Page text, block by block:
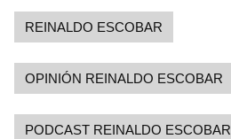
REINALDO ESCOBAR
OPINIÓN REINALDO ESCOBAR
PODCAST REINALDO ESCOBAR